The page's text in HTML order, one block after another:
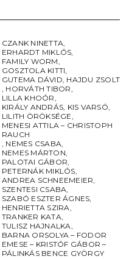
CZANK NINETTA,
ERHARDT MIKLÓS,
FAMILY WORM,
GOSZTOLA KITTI,
GUTEMA DÁVID, HAJDU ZSOLT
, HORVÁTH TIBOR,
LILLA KHOÓR,
KIRÁLY ANDRÁS, KIS VARSÓ,
LILITH ÖRÖKSÉGE,
MENESI ATTILA – CHRISTOPH
RAUCH
, NEMES CSABA,
NEMES MÁRTON,
PALOTAI GÁBOR,
PETERNÁK MIKLÓS,
ANDREA SCHNEEMEIER,
SZENTESI CSABA,
SZABÓ ESZTER ÁGNES,
HENRIETTA SZIRA,
TRANKER KATA,
TULISZ HAJNALKA,
BARNA ORSOLYA – FODOR
EMESE – KRISTÓF GÁBOR –
PÁLINKÁS BENCE GYÖRGY